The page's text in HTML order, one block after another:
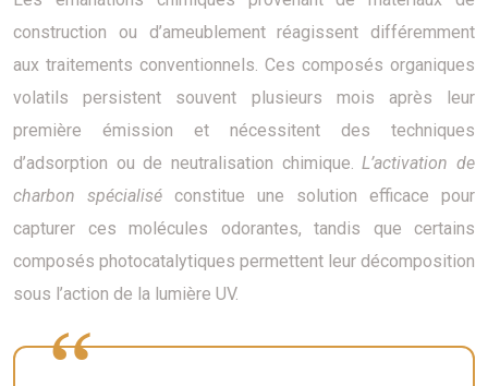
construction ou d’ameublement réagissent différemment
aux traitements conventionnels. Ces composés organiques
volatils persistent souvent plusieurs mois après leur
première émission et nécessitent des techniques
d’adsorption ou de neutralisation chimique.L’activation de
charbon spécialisé constitue une solution efficace pour
capturer ces molécules odorantes, tandis que certains
composés photocatalytiques permettent leur décomposition
sous l’action de la lumière UV.